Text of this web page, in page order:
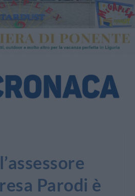
Parodi è